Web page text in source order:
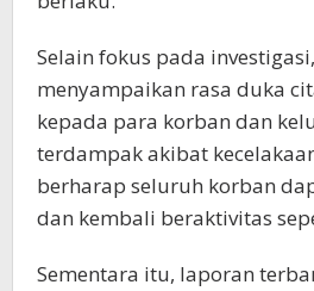
Selain fokus pada
menyampaikan rasa duka
kepada para korban dan
terdampak akibat
berharap seluruh korban
dan kembali beraktivitas
Sementara itu, laporan